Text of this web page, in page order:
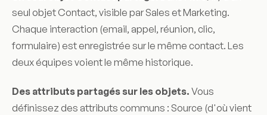
seul objet Contact, visible par Sales et Marketing.
Chaque interaction (email, appel, réunion, clic,
formulaire) est enregistrée sur le même contact. Les
deux équipes voient le même historique.
Des attributs partagés sur les objets. Vous
définissez des attributs communs : Source (d'où vient